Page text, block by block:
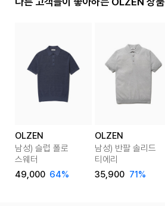
OLZEN
남성) 슬럽 폴로
스웨터
49,000 64%
OLZEN
남성) 반팔 솔리드
티에리
35,900 71%